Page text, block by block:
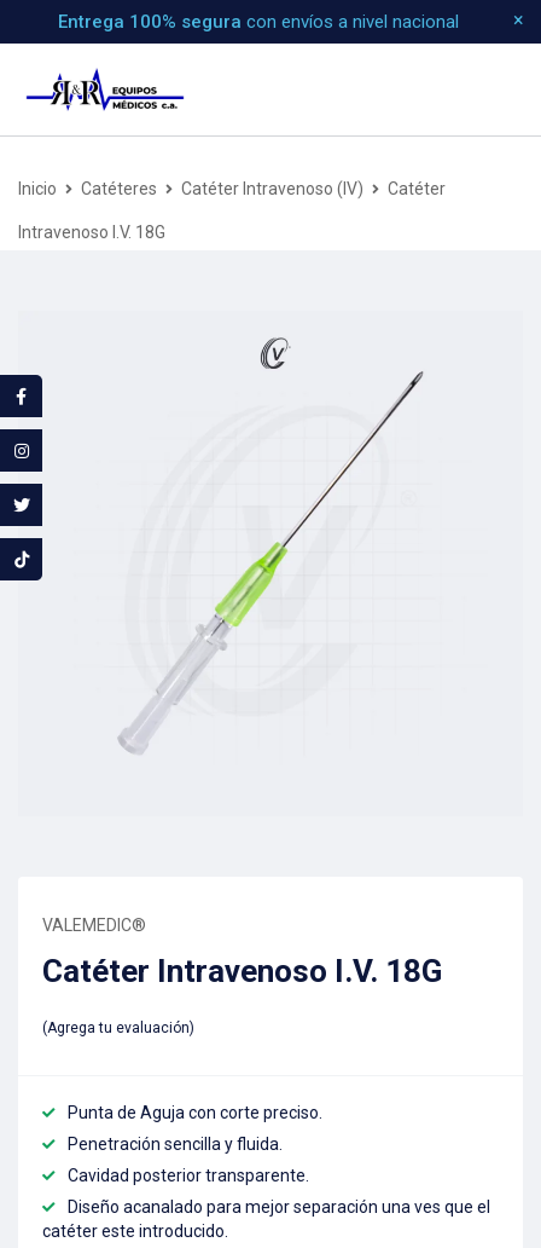
Entrega 100% segura con envíos a nivel nacional
Inicio Catéteres Catéter Intravenoso (IV) Catéter
Intravenoso I.V. 18G
VALEMEDIC®
Catéter Intravenoso I.V. 18G
Agrega tu evaluación
Punta de Aguja con corte preciso.
Penetración sencilla y fluida.
Cavidad posterior transparente.
Diseño acanalado para mejor separación una ves que el
catéter este introducido.